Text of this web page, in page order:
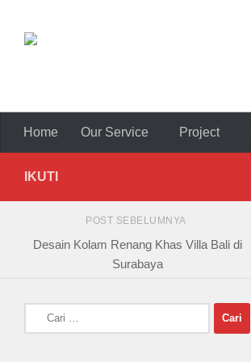
Home Our Service Project
IKUTI
POST SEBELUMNYA
Desain Kolam Renang Khas Villa Bali di
Surabaya
untuk: